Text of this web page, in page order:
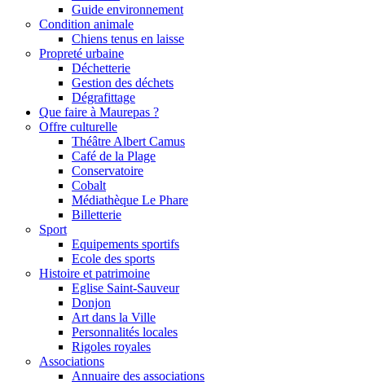
Guide environnement
Condition animale
Chiens tenus en laisse
Propreté urbaine
Déchetterie
Gestion des déchets
Dégrafittage
Que faire à Maurepas ?
Offre culturelle
Théâtre Albert Camus
Café de la Plage
Conservatoire
Cobalt
Médiathèque Le Phare
Billetterie
Sport
Equipements sportifs
Ecole des sports
Histoire et patrimoine
Eglise Saint-Sauveur
Donjon
Art dans la Ville
Personnalités locales
Rigoles royales
Associations
Annuaire des associations